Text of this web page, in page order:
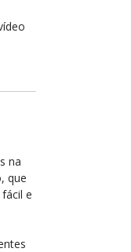
na
que
e